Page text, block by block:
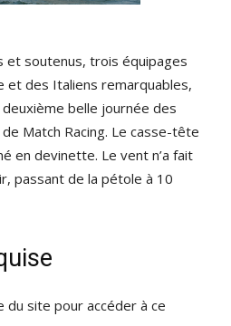
et soutenus, trois équipages
et des Italiens remarquables,
belle journée des
Match Racing. Le casse-tête
en devinette. Le vent n’a fait
passant de la pétole à 10
site pour accéder à ce